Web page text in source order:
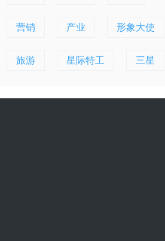
营销 产业 形象大使
旅游 星际特工 三星